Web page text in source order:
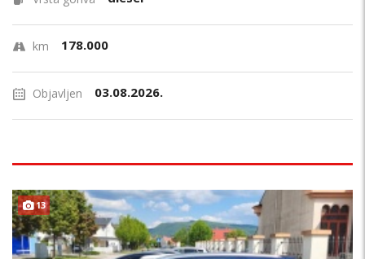
km 178.000
Objavljen 03.08.2026.
13